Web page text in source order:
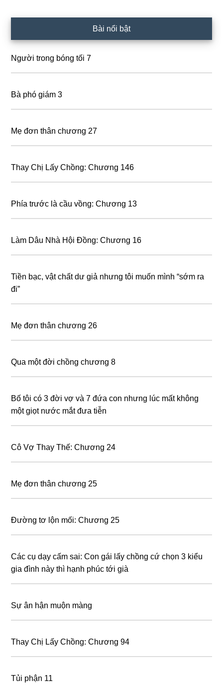
Sidebar
Bài nổi bật
Người trong bóng tối 7
Bà phó giám 3
Mẹ đơn thân chương 27
Thay Chị Lấy Chồng: Chương 146
Phía trước là cầu vồng: Chương 13
Làm Dâu Nhà Hội Đồng: Chương 16
Tiền bạc, vật chất dư giả nhưng tôi muốn mình “sớm ra
đi”
Mẹ đơn thân chương 26
Qua một đời chồng chương 8
Bố tôi có 3 đời vợ và 7 đứa con nhưng lúc mất không
một giọt nước mắt đưa tiễn
Cô Vợ Thay Thế: Chương 24
Mẹ đơn thân chương 25
Đường tơ lộn mối: Chương 25
Các cụ dạy cấm sai: Con gái lấy chồng cứ chọn 3 kiểu
gia đình này thì hạnh phúc tới già
Sự ân hận muộn màng
Thay Chị Lấy Chồng: Chương 94
Tủi phận 11